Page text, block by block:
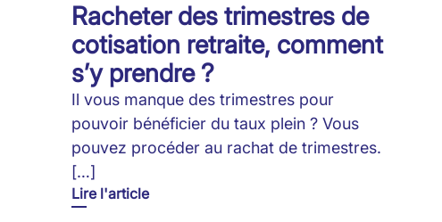
Racheter des trimestres de
cotisation retraite, comment
s’y prendre ?
Il vous manque des trimestres pour
pouvoir bénéficier du taux plein ? Vous
pouvez procéder au rachat de trimestres.
[…]
Lire l'article